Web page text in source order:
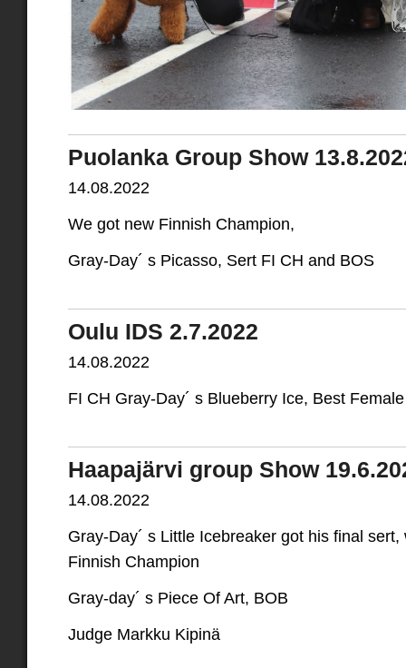
Puolanka Group Show
14.08.2022
We got new Finnish Champion,
Gray-Day´ s Picasso, Sert FI CH and BOS
Oulu IDS 2.7.2022
14.08.2022
FI CH Gray-Day´ s Blueberry Ice, Best
Haapajärvi group Show
14.08.2022
Gray-Day´ s Little Icebreaker got his final
Finnish Champion
Gray-day´ s Piece Of Art, BOB
Judge Markku Kipinä